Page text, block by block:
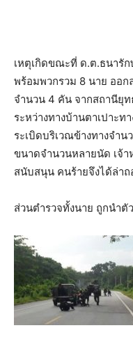
เหตุเกิดขณะที่ ด.ต.ธนารั
พร้อมพวกรวม 8 นาย ออ
จำนวน 4 คัน จากสถานียุท
ระหว่างทางบ้านตาเปาะ
ระเบิดบริเวณข้างทางจำ
ขนาดจำนวนหลายนัด เจ้
สนับสนุน คนร้ายจึงได้ล่า
ส่วนตำรวจทั้งนาย ถูกนำตั